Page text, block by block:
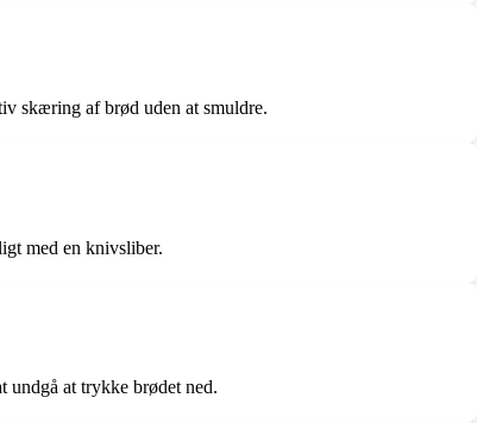
skæring af brød uden at smuldre.
med en knivsliber.
undgå at trykke brødet ned.